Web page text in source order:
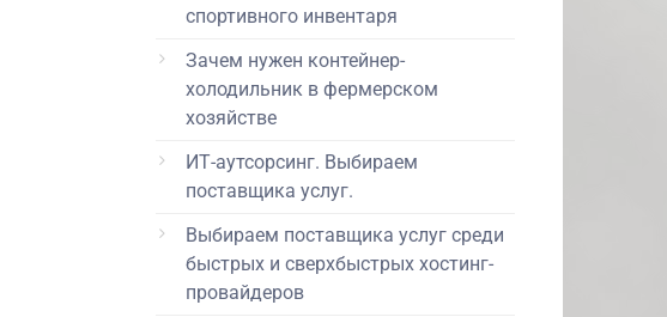
спортивного инвентаря
Зачем нужен контейнер-
холодильник в фермерском
хозяйстве
ИТ-аутсорсинг. Выбираем
поставщика услуг.
Выбираем поставщика услуг среди
быстрых и сверхбыстрых хостинг-
провайдеров